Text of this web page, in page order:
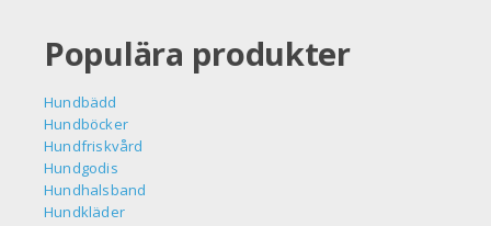
Populära produkter
Hundbädd
Hundböcker
Hundfriskvård
Hundgodis
Hundhalsband
Hundkläder